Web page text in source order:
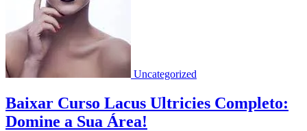
Uncategorized
Baixar Curso Lacus Ultricies Completo:
Domine a Sua Área!